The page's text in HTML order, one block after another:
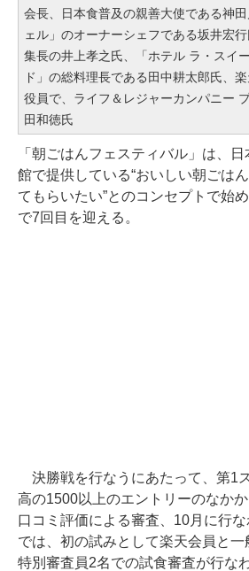
会長、日本食普及の親善大使である神
ェル」のオーナーシェフである坂井宏
集長の井上孝之氏、「ホテル ラ・スイ
ド」の総料理長である田中耕太郎氏、
役員で、ライフ＆レジャーカンパニー
田和徳氏
「朝ごはんフェスティバル」は、
館で提供している“おいしい朝ごは
てもらいたい”とのコンセプトで始
で7回目を迎える。
決勝戦を行なうにあたって、第1
高の1500以上のエントリーのなか
口コミ評価による審査、10月に行
では、初の試みとして楽天会員と一
特別審査員2名での試食審査が行な